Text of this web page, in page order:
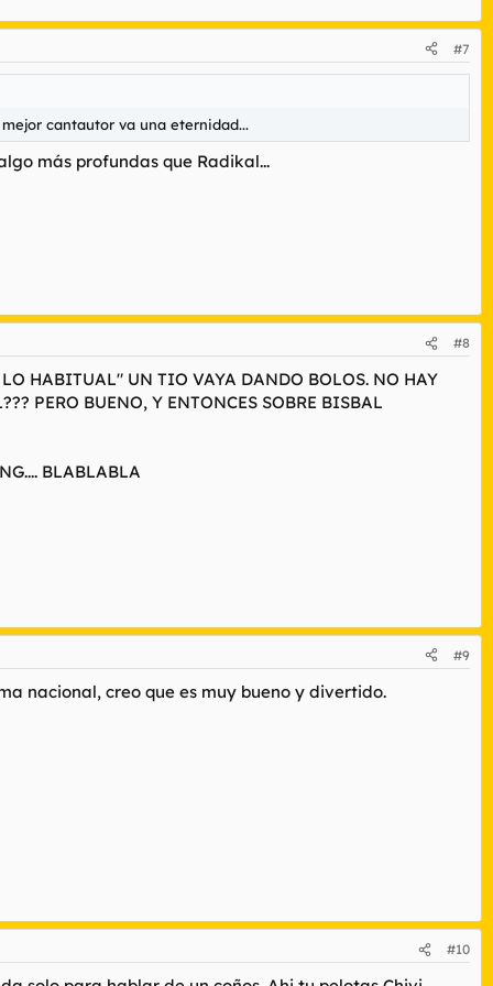
#7
cantautor va una eternidad...
más profundas que Radikal...
#8
HABITUAL" UN TIO VAYA DANDO BOLOS. NO HAY
PERO BUENO, Y ENTONCES SOBRE BISBAL
BLABLABLA
#9
nacional, creo que es muy bueno y divertido.
#10